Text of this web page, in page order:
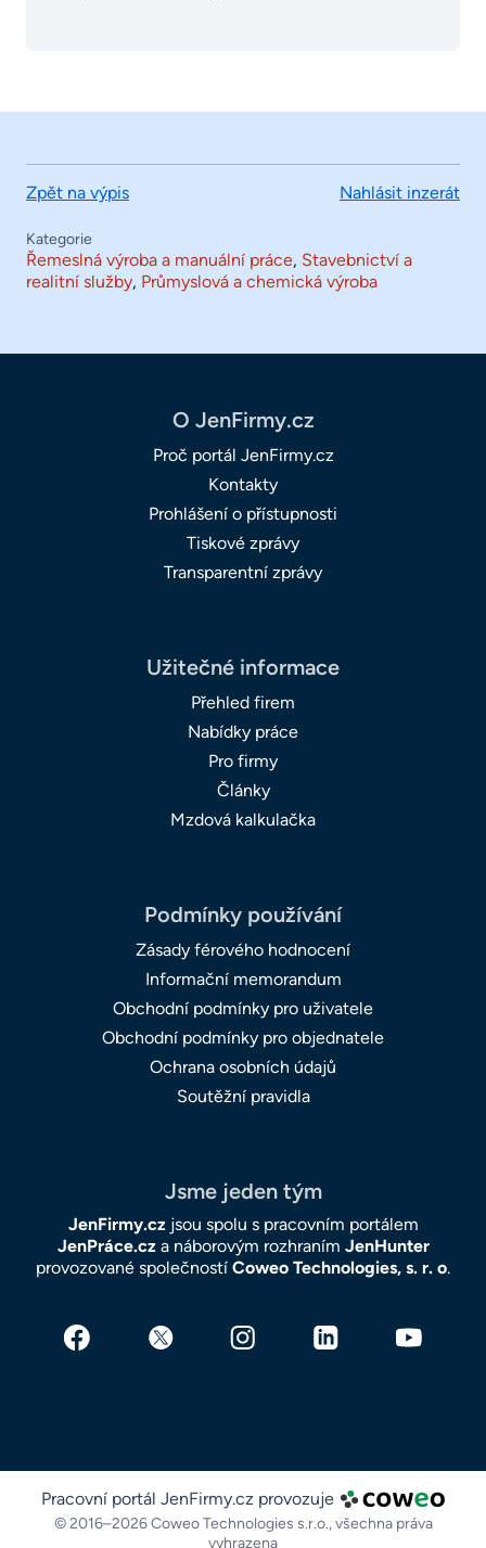
Zpět na výpis Nahlásit inzerát
Kategorie
Řemeslná výroba a manuální práce, Stavebnictví a
realitní služby, Průmyslová a chemická výroba
O JenFirmy.cz
Proč portál JenFirmy.cz
Kontakty
Prohlášení o přístupnosti
Tiskové zprávy
Transparentní zprávy
Užitečné informace
Přehled firem
Nabídky práce
Pro firmy
Články
Mzdová kalkulačka
Podmínky používání
Zásady férového hodnocení
Informační memorandum
Obchodní podmínky pro uživatele
Obchodní podmínky pro objednatele
Ochrana osobních údajů
Soutěžní pravidla
Jsme jeden tým
JenFirmy.czjsou spolu s pracovním portálem
JenPráce.cza náborovým rozhraním JenHunter
provozované společností Coweo Technologies, s. r. o.
Pracovní portál JenFirmy.cz provozuje
© 2016–2026 Coweo Technologies s.r.o.,všechna práva
vyhrazena